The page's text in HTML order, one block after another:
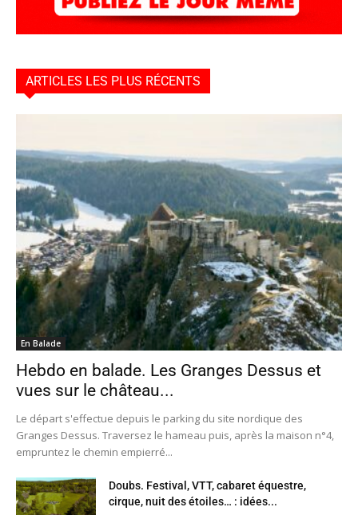
ARTICLES LES PLUS RÉCENTS
En Balade
Hebdo en balade. Les Granges Dessus et
vues sur le château...
Le départ s'effectue depuis le parking du site nordique des
Granges Dessus. Traversez le hameau puis, après la maison n°4,
empruntez le chemin empierré...
Doubs. Festival, VTT, cabaret équestre,
cirque, nuit des étoiles… : idées...